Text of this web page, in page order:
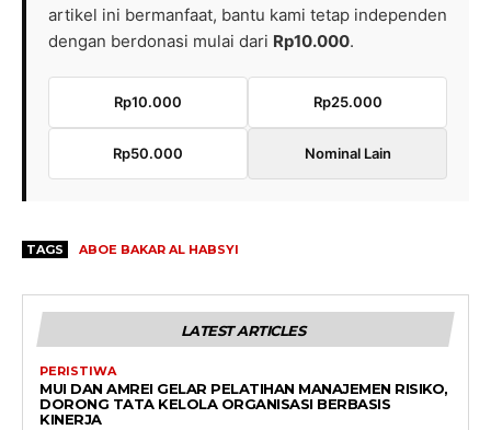
artikel ini bermanfaat, bantu kami tetap independen
dengan berdonasi mulai dari Rp10.000.
Rp10.000 Rp25.000
Rp50.000 Nominal Lain
TAGS ABOE BAKAR AL HABSYI
LATEST ARTICLES
PERISTIWA
MUI DAN AMREI GELAR PELATIHAN MANAJEMEN RISIKO,
DORONG TATA KELOLA ORGANISASI BERBASIS
KINERJA